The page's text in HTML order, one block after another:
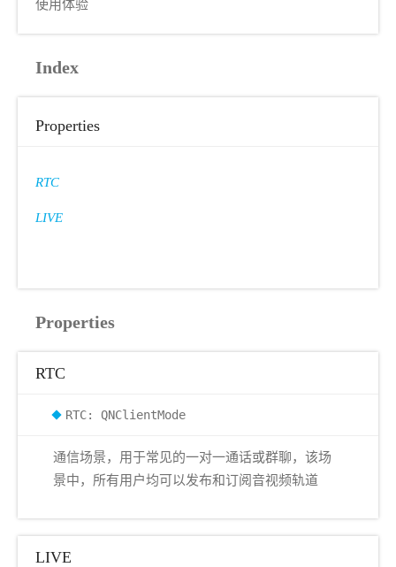
使用体验
Index
Properties
RTC
LIVE
Properties
RTC
RTC: QNClientMode
通信场景，用于常见的一对一通话或群聊，该场
景中，所有用户均可以发布和订阅音视频轨道
LIVE